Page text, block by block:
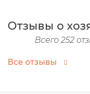
Отзывы о
Всего 252
Все отзывы